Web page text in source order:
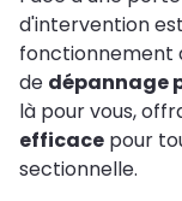
d'intervention
fonctionnement
de dépannage
là pour vous,
efficace pour
sectionnelle.